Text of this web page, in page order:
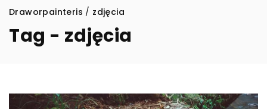
Draworpainteris / zdjęcia
Tag - zdjęcia